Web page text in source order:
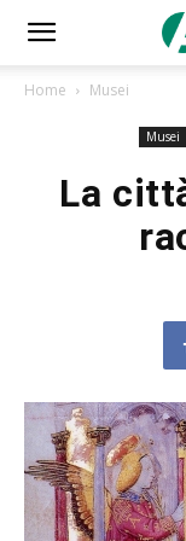
Home Musei
Musei
La